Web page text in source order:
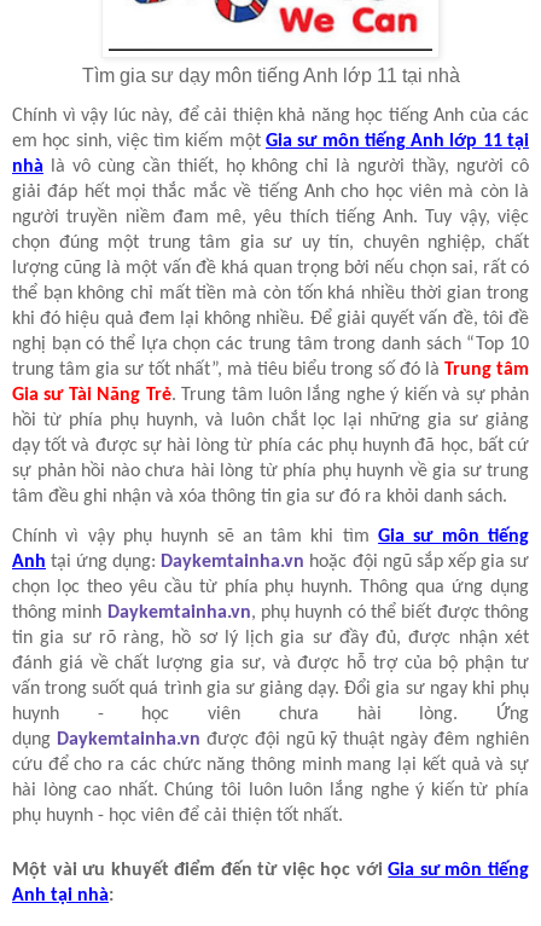
Tìm gia sư dạy môn tiếng Anh lớp 11 tại nhà
Chính vì vậy lúc này, để cải thiện khả năng học tiếng Anh của các
em học sinh, việc tìm kiếm một Gia sư môn tiếng Anh lớp 11 tại
nhà là vô cùng cần thiết, họ không chỉ là người thầy, người cô
giải đáp hết mọi thắc mắc về tiếng Anh cho học viên mà còn là
người truyền niềm đam mê, yêu thích tiếng Anh. Tuy vậy, việc
chọn đúng một trung tâm gia sư uy tín, chuyên nghiệp, chất
lượng cũng là một vấn đề khá quan trọng bởi nếu chọn sai, rất có
thể bạn không chỉ mất tiền mà còn tốn khá nhiều thời gian trong
khi đó hiệu quả đem lại không nhiều. Để giải quyết vấn đề, tôi đề
nghị bạn có thể lựa chọn các trung tâm trong danh sách “Top 10
trung tâm gia sư tốt nhất”, mà tiêu biểu trong số đó là Trung tâm
Gia sư Tài Năng Trẻ. Trung tâm luôn lắng nghe ý kiến và sự phản
hồi từ phía phụ huynh, và luôn chắt lọc lại những gia sư giảng
dạy tốt và được sự hài lòng từ phía các phụ huynh đã học, bất cứ
sự phản hồi nào chưa hài lòng từ phía phụ huynh về gia sư trung
tâm đều ghi nhận và xóa thông tin gia sư đó ra khỏi danh sách.
Chính vì vậy phụ huynh sẽ an tâm khi tìmGia sư môn tiếng
Anh tại ứng dụng: Daykemtainha.vn hoặc đội ngũ sắp xếp gia sư
chọn lọc theo yêu cầu từ phía phụ huynh. Thông qua ứng dụng
thông minh Daykemtainha.vn, phụ huynh có thể biết được thông
tin gia sư rõ ràng, hồ sơ lý lịch gia sư đầy đủ, được nhận xét
đánh giá về chất lượng gia sư, và được hỗ trợ của bộ phận tư
vấn trong suốt quá trình gia sư giảng dạy. Đổi gia sư ngay khi phụ
huynh - học viên chưa hài lòng. Ứng
dụng Daykemtainha.vn được đội ngũ kỹ thuật ngày đêm nghiên
cứu để cho ra các chức năng thông minh mang lại kết quả và sự
hài lòng cao nhất. Chúng tôi luôn luôn lắng nghe ý kiến từ phía
phụ huynh - học viên để cải thiện tốt nhất.
Một vài ưu khuyết điểm đến từ việc học vớiGia sư môn tiếng
Anh tại nhà: